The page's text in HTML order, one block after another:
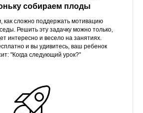
собираем плоды
как сложно поддержать мотивацию
Решить эту задачку можно только,
интересно и весело на занятиях.
и вы удивитесь, ваш ребенок
"Когда следующий урок?"